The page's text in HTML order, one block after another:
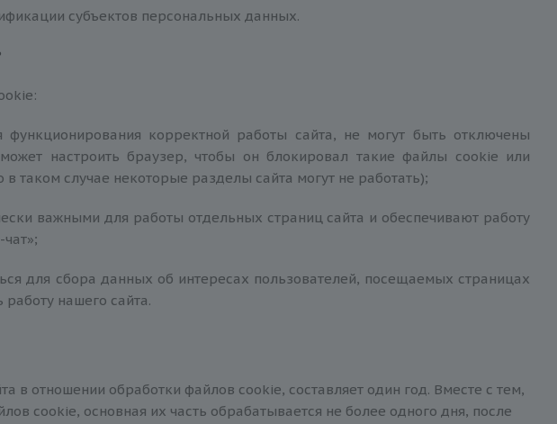
субъектов персональных данных.
корректной работы сайта, не могут быть отключены
настроить браузер, чтобы он блокировал такие файлы сookie или
таком случае некоторые разделы сайта могут не работать);
важными для работы отдельных страниц сайта и обеспечивают работу
для сбора данных об интересах пользователей, посещаемых страницах
нашего сайта.
в отношении обработки файлов сookie, составляет один год. Вместе с тем,
сookie, основная их часть обрабатывается не более одного дня, после